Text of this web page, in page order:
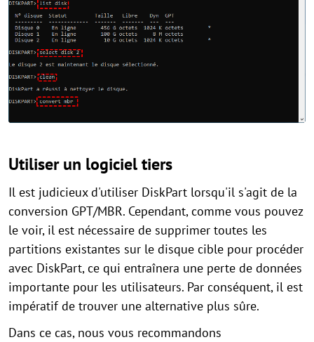
Utiliser un logiciel tiers
Il est judicieux d'utiliser DiskPart lorsqu'il s'agit de la
conversion GPT/MBR. Cependant, comme vous pouvez
le voir, il est nécessaire de supprimer toutes les
partitions existantes sur le disque cible pour procéder
avec DiskPart, ce qui entraînera une perte de données
importante pour les utilisateurs. Par conséquent, il est
impératif de trouver une alternative plus sûre.
Dans ce cas, nous vous recommandons